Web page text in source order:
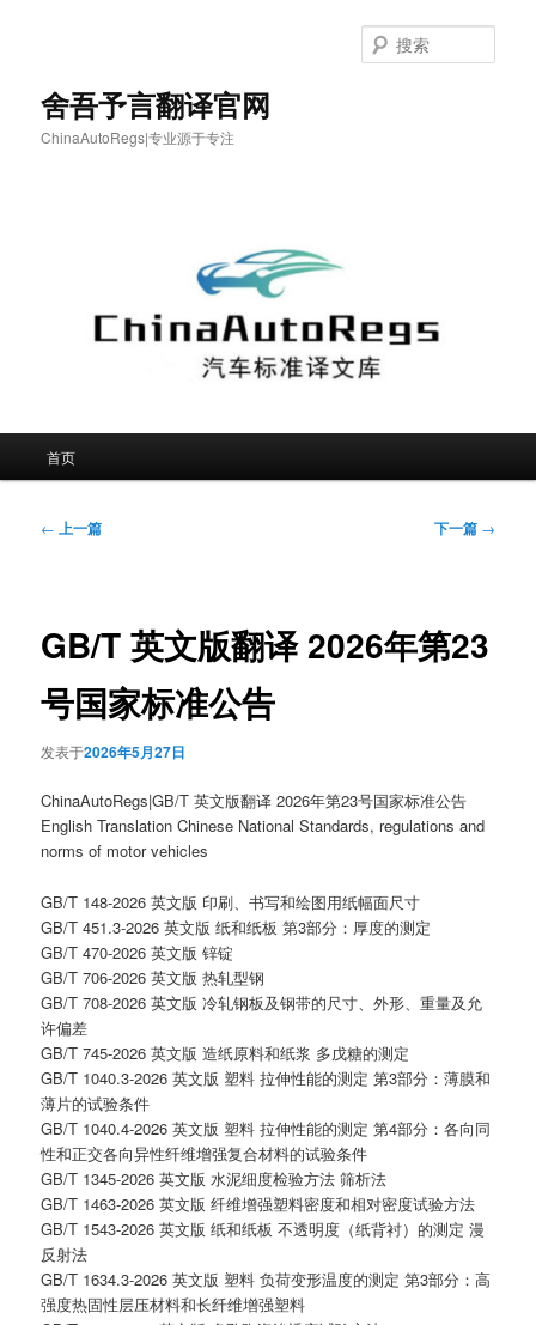
舍吾予言翻译官网
ChinaAutoRegs|专业源于专注
索
首页
文
← 上一篇 下一篇 →
GB/T 英文版翻译 2026年第23
号国家标准公告
发表于2026年5月27日
ChinaAutoRegs|GB/T 英文版翻译 2026年第23号国家标准公告
English Translation Chinese National Standards, regulations and
norms of motor vehicles
GB/T 148-2026 英文版 印刷、书写和绘图用纸幅面尺寸
GB/T 451.3-2026 英文版 纸和纸板 第3部分：厚度的测定
GB/T 470-2026 英文版 锌锭
GB/T 706-2026 英文版 热轧型钢
GB/T 708-2026 英文版 冷轧钢板及钢带的尺寸、外形、重量及允
许偏差
GB/T 745-2026 英文版 造纸原料和纸浆 多戊糖的测定
GB/T 1040.3-2026 英文版 塑料 拉伸性能的测定 第3部分：薄膜和
薄片的试验条件
GB/T 1040.4-2026 英文版 塑料 拉伸性能的测定 第4部分：各向同
性和正交各向异性纤维增强复合材料的试验条件
GB/T 1345-2026 英文版 水泥细度检验方法 筛析法
GB/T 1463-2026 英文版 纤维增强塑料密度和相对密度试验方法
GB/T 1543-2026 英文版 纸和纸板 不透明度（纸背衬）的测定 漫
反射法
GB/T 1634.3-2026 英文版 塑料 负荷变形温度的测定 第3部分：高
强度热固性层压材料和长纤维增强塑料